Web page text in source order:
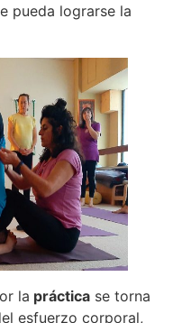
pueda lograrse la
la práctica se torna
esfuerzo corporal,